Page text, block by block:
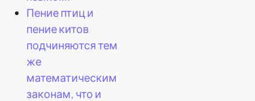
Пение птиц и
пение китов
подчиняются тем
же
математическим
законам, что и